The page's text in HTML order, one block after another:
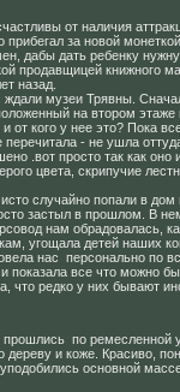
от наличия
прибегал за новой
дабы дать ребенку
продавщицей книжного
назад.
ждали музеи Трявны.
на втором
и от кого у нее это? Пока
перечитала - не ушла
.вот просто так как
цвета, скрипучие
случайно попали в
застыл в прошлом. В
нам обрадовалась,
угощала детей наших
нас персонально по
и показала все что можно
что редко у них бывают
по ремесленной
дереву и коже. Красиво,
основной